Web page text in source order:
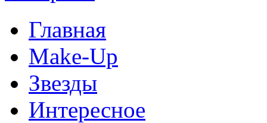
Главная
Make-Up
Звезды
Интересное